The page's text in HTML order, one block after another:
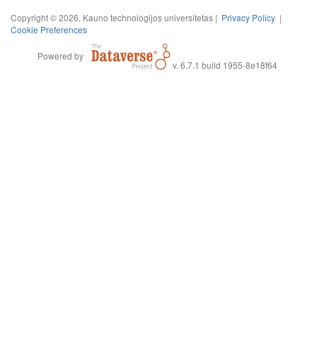
Copyright © 2026, Kauno technologijos universitetas | Privacy Policy |
Cookie Preferences
Powered by
v. 6.7.1 build 1955-8e18f64